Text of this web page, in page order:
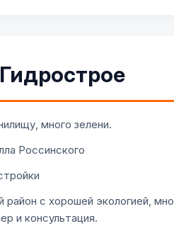
много зелени.
Россинского
с хорошей экологией,
и консультация.